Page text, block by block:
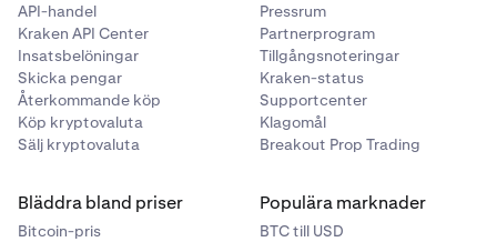
API-handel
Kraken API Center
Insatsbelöningar
Skicka pengar
Återkommande köp
Köp kryptovaluta
Sälj kryptovaluta
Pressrum
Partnerprogram
Tillgångsnoteringar
Kraken-status
Supportcenter
Klagomål
Breakout Prop Trading
Bläddra bland priser
Bitcoin-pris
Populära marknader
BTC till USD